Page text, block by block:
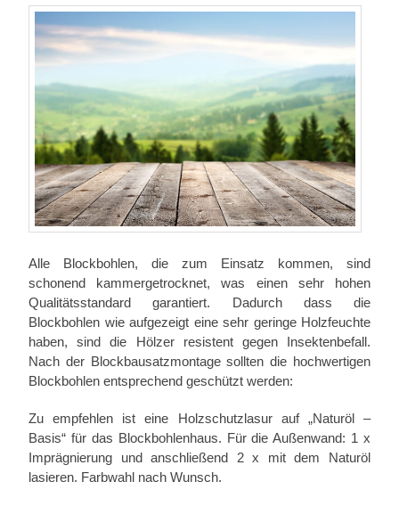
Alle Blockbohlen, die zum Einsatz kommen, sind
schonend kammergetrocknet, was einen sehr hohen
Qualitätsstandard garantiert. Dadurch dass die
Blockbohlen wie aufgezeigt eine sehr geringe Holzfeuchte
haben, sind die Hölzer resistent gegen Insektenbefall.
Nach der Blockbausatzmontage sollten die hochwertigen
Blockbohlen entsprechend geschützt werden:
Zu empfehlen ist eine Holzschutzlasur auf „Naturöl –
Basis“ für das Blockbohlenhaus. Für die Außenwand: 1 x
Imprägnierung und anschließend 2 x mit dem Naturöl
lasieren. Farbwahl nach Wunsch.